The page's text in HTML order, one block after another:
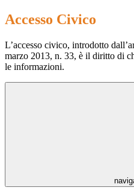
Accesso Civico
L’accesso civico, introdotto
marzo 2013, n. 33, è il diritto di
le informazioni.